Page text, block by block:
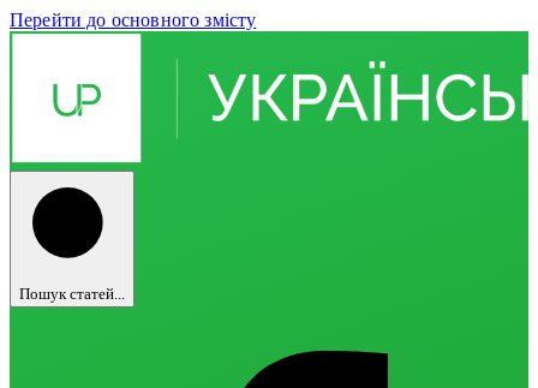
Перейти до основного змісту
Пошук статей...